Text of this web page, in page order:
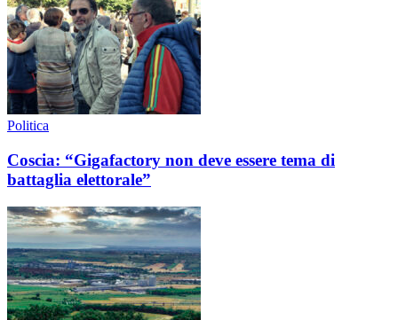
Politica
Coscia: “Gigafactory non deve essere tema di
battaglia elettorale”